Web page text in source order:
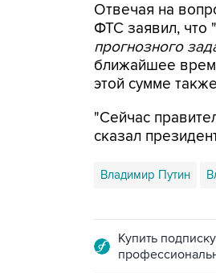
Отвечая на
ФТС заявил, что
прогнозного
ближайшее
этой сумме
"Сейчас
сказал
Владимир Путин
Купить